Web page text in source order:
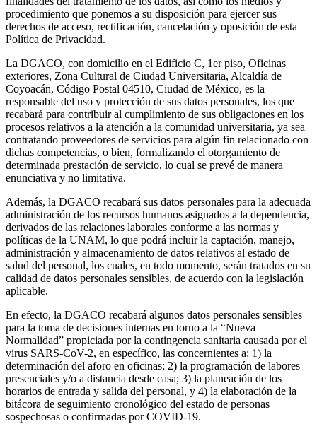
procedimiento que ponemos a su disposición para ejercer sus
derechos de acceso, rectificación, cancelación y oposición de esta
Política de Privacidad.
La DGACO, con domicilio en el Edificio C, 1er piso, Oficinas
exteriores, Zona Cultural de Ciudad Universitaria, Alcaldía de
Coyoacán, Código Postal 04510, Ciudad de México, es la
responsable del uso y protección de sus datos personales, los que
recabará para contribuir al cumplimiento de sus obligaciones en los
procesos relativos a la atención a la comunidad universitaria, ya sea
contratando proveedores de servicios para algún fin relacionado con
dichas competencias, o bien, formalizando el otorgamiento de
determinada prestación de servicio, lo cual se prevé de manera
enunciativa y no limitativa.
Además, la DGACO recabará sus datos personales para la adecuada
administración de los recursos humanos asignados a la dependencia,
derivados de las relaciones laborales conforme a las normas y
políticas de la UNAM, lo que podrá incluir la captación, manejo,
administración y almacenamiento de datos relativos al estado de
salud del personal, los cuales, en todo momento, serán tratados en su
calidad de datos personales sensibles, de acuerdo con la legislación
aplicable.
En efecto, la DGACO recabará algunos datos personales sensibles
para la toma de decisiones internas en torno a la “Nueva
Normalidad” propiciada por la contingencia sanitaria causada por el
virus SARS-CoV-2, en específico, las concernientes a: 1) la
determinación del aforo en oficinas; 2) la programación de labores
presenciales y/o a distancia desde casa; 3) la planeación de los
horarios de entrada y salida del personal, y 4) la elaboración de la
bitácora de seguimiento cronológico del estado de personas
sospechosas o confirmadas por COVID-19.